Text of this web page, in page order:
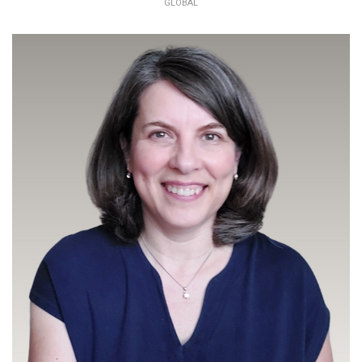
GLOBAL
SABINA BOCKOVÁ